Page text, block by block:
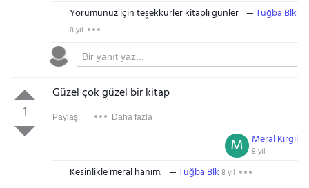
Yorumunuz için teşekkürler kitaplı günler Tuğba Blk
8 yıl
1
Güzel çok güzel bir kitap
Paylaş: Daha fazla
Meral Kırgıl
8 yıl
M
Kesinlikle meral hanım. Tuğba Blk 8 yıl